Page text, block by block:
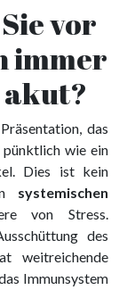
vor
immer
das
wie ein
Dies ist kein
systemischen
von Stress.
des
weitreichende
Immunsystem